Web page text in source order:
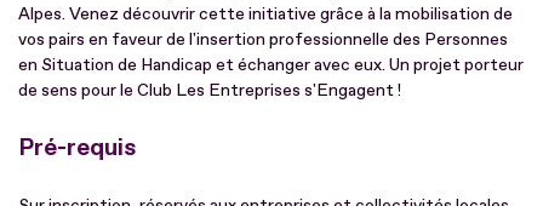
Alpes. Venez découvrir cette initiative grâce à la mobilisation de
vos pairs en faveur de l'insertion professionnelle des Personnes
en Situation de Handicap et échanger avec eux. Un projet porteur
de sens pour le Club Les Entreprises s'Engagent !
Pré-requis